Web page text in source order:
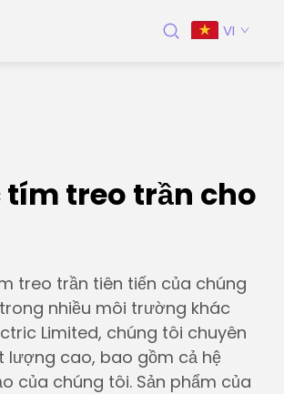
VI
treo trần cho
treo trần tiên tiến của chúng
nhiều môi trường khác
Limited, chúng tôi chuyên
lượng cao, bao gồm cả hệ
của chúng tôi. Sản phẩm của